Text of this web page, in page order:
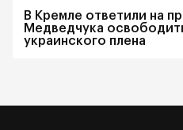
В Кремле ответили на
Медведчука
украинского плена